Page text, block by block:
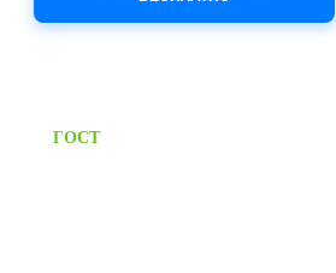
ГОСТПредоставляем паспорт